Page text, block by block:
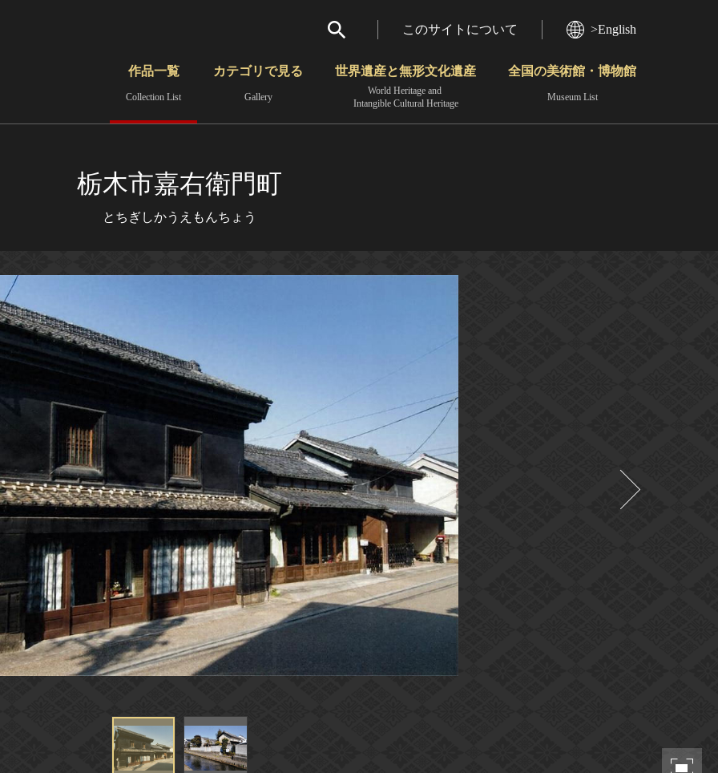
さらに詳細検索
このサイトについて >English
作品一覧
Collection List
カテゴリで見る
Gallery
世界遺産と無形文化遺産
World Heritage and
Intangible Cultural Heritage
全国の美術館・博物館
Museum List
栃木市嘉右衛門町
とちぎしかうえもんちょう